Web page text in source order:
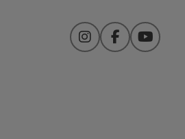
InstagramFacebookYouTube